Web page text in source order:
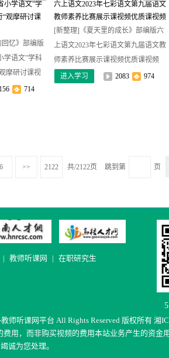
忆》部编版
学语文”学科
摩研讨课视
714
[新整理]《夏天里的成长》部编版六
上语文2023年七彩语文第九届语文教
师素养比赛展示课视频优质课视频
进入学习
2083 974
6 >> 2122 共/2122页 跳到第 页
| 教师听课网 | 在职研究生
师听课网平台 All Rights Reserved 版权所有湘
用，而非购买视频的费用本站业务产生的资金
竭诚为您处理。